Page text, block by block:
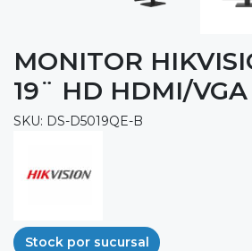
MONITOR
19¨ HD HDMI/VGA
SKU: DS-D5019QE-B
Stock por sucursal